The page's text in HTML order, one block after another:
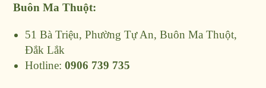
Buôn Ma Thuột:
51 Bà Triệu, Phường Tự An, Buôn Ma Thuột,
Đắk Lắk
Hotline: 0906 739 735